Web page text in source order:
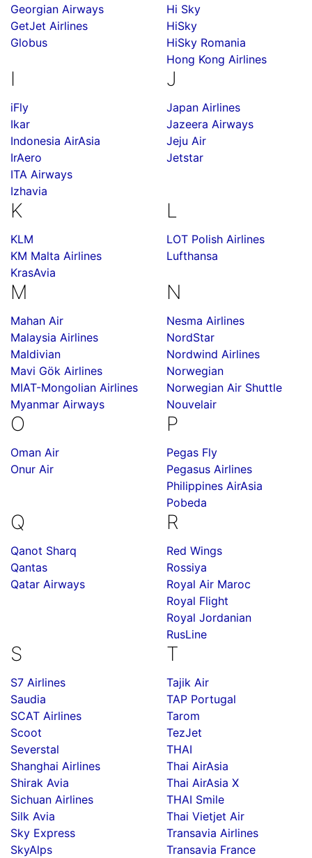
Georgian Airways
GetJet Airlines
Globus
Hi Sky
HiSky
HiSky Romania
Hong Kong Airlines
I
iFly
Ikar
Indonesia AirAsia
IrAero
ITA Airways
Izhavia
J
Japan Airlines
Jazeera Airways
Jeju Air
Jetstar
K
KLM
KM Malta Airlines
KrasAvia
L
LOT Polish Airlines
Lufthansa
M
Mahan Air
Malaysia Airlines
Maldivian
Mavi Gök Airlines
MIAT-Mongolian Airlines
Myanmar Airways
N
Nesma Airlines
NordStar
Nordwind Airlines
Norwegian
Norwegian Air Shuttle
Nouvelair
O
Oman Air
Onur Air
P
Pegas Fly
Pegasus Airlines
Philippines AirAsia
Pobeda
Q
Qanot Sharq
Qantas
Qatar Airways
R
Red Wings
Rossiya
Royal Air Maroc
Royal Flight
Royal Jordanian
RusLine
S
S7 Airlines
Saudia
SCAT Airlines
Scoot
Severstal
Shanghai Airlines
Shirak Avia
Sichuan Airlines
Silk Avia
Sky Express
SkyAlps
T
Tajik Air
TAP Portugal
Tarom
TezJet
THAI
Thai AirAsia
Thai AirAsia X
THAI Smile
Thai Vietjet Air
Transavia Airlines
Transavia France